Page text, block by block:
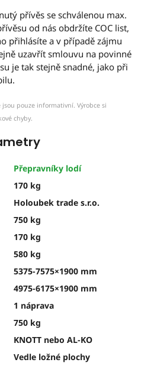
přívěs se schválenou max.
od nás obdržíte COC list,
přihlásíte a v případě zájmu
uzavřít smlouvu na povinné
je tak stejně snadné, jako při
pouze informativní. Výrobce si
chyby.
Přepravníky lodí
170 kg
Holoubek trade s.r.o.
750 kg
170 kg
580 kg
5375-7575×1900 mm
4975-6175×1900 mm
1 náprava
750 kg
KNOTT nebo AL-KO
Vedle ložné plochy